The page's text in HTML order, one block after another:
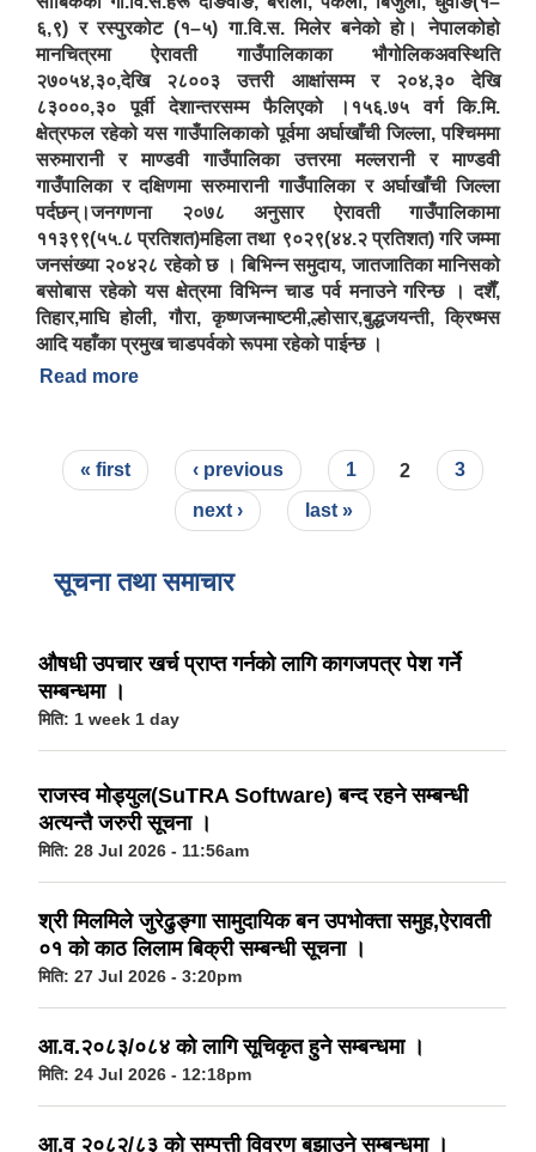
६,९) र रस्पुरकोट (१–५) गा.वि.स. मिलेर बनेको हाे। नेपालकोहो
मानचित्रमा ऐरावती गाउँपालिकाका भौगोलिकअवस्थिति
२७०५४,३०,देखि २८००३ उत्तरी आक्षांसम्म र २०४,३० देखि
८३०००,३० पूर्वी देशान्तरसम्म फैलिएको ।१५६.७५ वर्ग कि.मि.
क्षेत्रफल रहेको यस गाउँपालिकाको पूर्वमा अर्घाखाँची जिल्ला, पश्चिममा
सरुमारानी र माण्डवी गाउँपालिका उत्तरमा मल्लरानी र माण्डवी
गाउँपालिका र दक्षिणमा सरुमारानी गाउँपालिका र अर्घाखाँची जिल्ला
पर्दछन्।जनगणना २०७८ अनुसार ऐरावती गाउँपालिकामा
११३९९(५५.८ प्रतिशत)महिला तथा ९०२९(४४.२ प्रतिशत) गरि जम्मा
जनसंख्या २०४२८ रहेको छ । बिभिन्न समुदाय, जातजातिका मानिसको
बसोबास रहेको यस क्षेत्रमा विभिन्न चाड पर्व मनाउने गरिन्छ । दशैँ,
तिहार,माघि होली, गौरा, कृष्णजन्माष्टमी,ल्होसार,बुद्धजयन्ती, क्रिष्मस
आदि यहाँका प्रमुख चाडपर्वको रूपमा रहेको पाईन्छ ।
Read more
Pages
« first ‹ previous 1 2
3
next ›
last »
सूचना तथा समाचार
औषधी उपचार खर्च प्राप्त गर्नको लागि कागजपत्र पेश गर्ने
सम्बन्धमा ।
मिति: 1 week 1 day
राजस्व मोड्युल(SuTRA Software) बन्द रहने सम्बन्धी
अत्यन्तै जरुरी सूचना ।
मिति: 28 Jul 2026 - 11:56am
श्री मिलमिले जुरेढुङ्गा सामुदायिक बन उपभोक्ता समुह,ऐरावती
०१ को काठ लिलाम बिक्री सम्बन्धी सूचना ।
मिति: 27 Jul 2026 - 3:20pm
आ.व.२०८३/०८४ को लागि सूचिकृत हुने सम्बन्धमा ।
मिति: 24 Jul 2026 - 12:18pm
आ.व २०८२/८३ को सम्पत्ती विवरण बुझाउने सम्बन्धमा ।